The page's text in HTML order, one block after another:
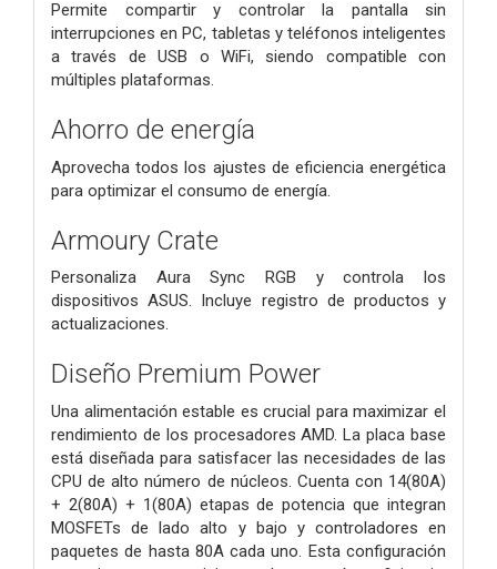
Permite compartir y controlar la pantalla sin
interrupciones en PC, tabletas y teléfonos inteligentes
a través de USB o WiFi, siendo compatible con
múltiples plataformas.
Ahorro de energía
Aprovecha todos los ajustes de eficiencia energética
para optimizar el consumo de energía.
Armoury Crate
Personaliza Aura Sync RGB y controla los
dispositivos ASUS. Incluye registro de productos y
actualizaciones.
Diseño Premium Power
Una alimentación estable es crucial para maximizar el
rendimiento de los procesadores AMD. La placa base
está diseñada para satisfacer las necesidades de las
CPU de alto número de núcleos. Cuenta con 14(80A)
+ 2(80A) + 1(80A) etapas de potencia que integran
MOSFETs de lado alto y bajo y controladores en
paquetes de hasta 80A cada uno. Esta configuración